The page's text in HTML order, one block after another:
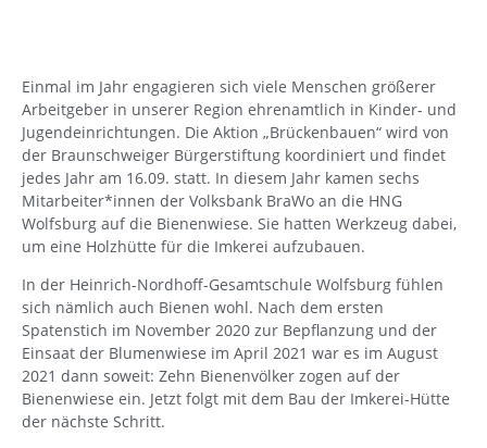
Einmal im Jahr engagieren sich viele Menschen größerer
Arbeitgeber in unserer Region ehrenamtlich in Kinder- und
Jugendeinrichtungen. Die Aktion „Brückenbauen“ wird von
der Braunschweiger Bürgerstiftung koordiniert und findet
jedes Jahr am 16.09. statt. In diesem Jahr kamen sechs
Mitarbeiter*innen der Volksbank BraWo an die HNG
Wolfsburg auf die Bienenwiese. Sie hatten Werkzeug dabei,
um eine Holzhütte für die Imkerei aufzubauen.
In der Heinrich-Nordhoff-Gesamtschule Wolfsburg fühlen
sich nämlich auch Bienen wohl. Nach dem ersten
Spatenstich im November 2020 zur Bepflanzung und der
Einsaat der Blumenwiese im April 2021 war es im August
2021 dann soweit: Zehn Bienenvölker zogen auf der
Bienenwiese ein. Jetzt folgt mit dem Bau der Imkerei-Hütte
der nächste Schritt.